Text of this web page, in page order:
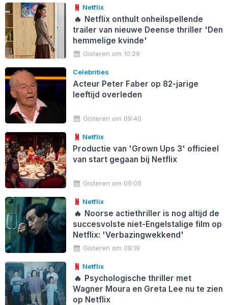
Netflix
🔥 Netflix onthult onheilspellende
trailer van nieuwe Deense thriller 'Den
hemmelige kvinde'
Gisteren om 10:29
Celebrities
Acteur Peter Faber op 82-jarige
leeftijd overleden
Gisteren om 09:40
Netflix
Productie van 'Grown Ups 3' officieel
van start gegaan bij Netflix
Gisteren om 09:05
Netflix
🔥 Noorse actiethriller is nog altijd de
succesvolste niet-Engelstalige film op
Netflix: 'Verbazingwekkend'
Gisteren om 08:19
Netflix
🔥 Psychologische thriller met
Wagner Moura en Greta Lee nu te zien
op Netflix